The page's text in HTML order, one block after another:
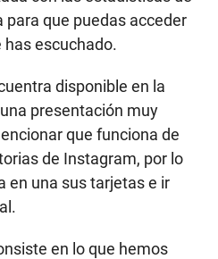
para que puedas acceder
escuchado.
disponible en la
presentación muy
que funciona de
de Instagram, por lo
en una sus tarjetas e ir
en lo que hemos